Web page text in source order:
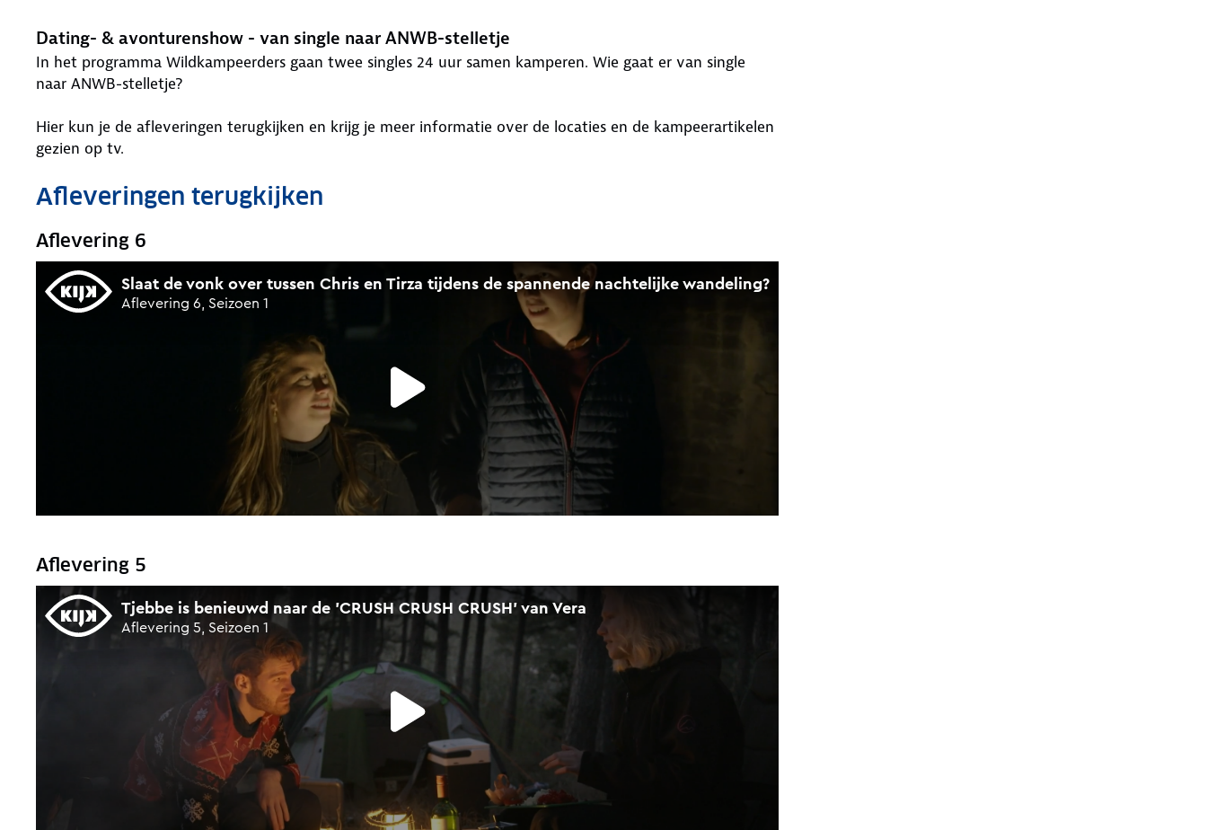
Dating- & avonturenshow - van single naar ANWB-stelletje
In het programma Wildkampeerders gaan twee singles 24 uur samen kamperen. Wie gaat er van single
naar ANWB-stelletje?
Hier kun je de afleveringen terugkijken en krijg je meer informatie over de locaties en de kampeerartikelen
gezien op tv.
Afleveringen terugkijken
Aflevering 6
Aflevering 5